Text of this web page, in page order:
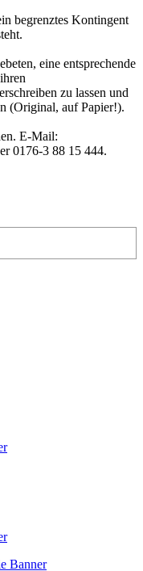
begrenztes Kontingent
eine entsprechende
zu lassen und
(Original, auf Papier!).
E-Mail:
0176-3 88 15 444.
Banner